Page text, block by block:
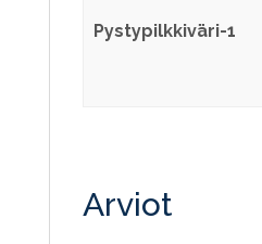
Pystypilkkiväri-1
Arviot